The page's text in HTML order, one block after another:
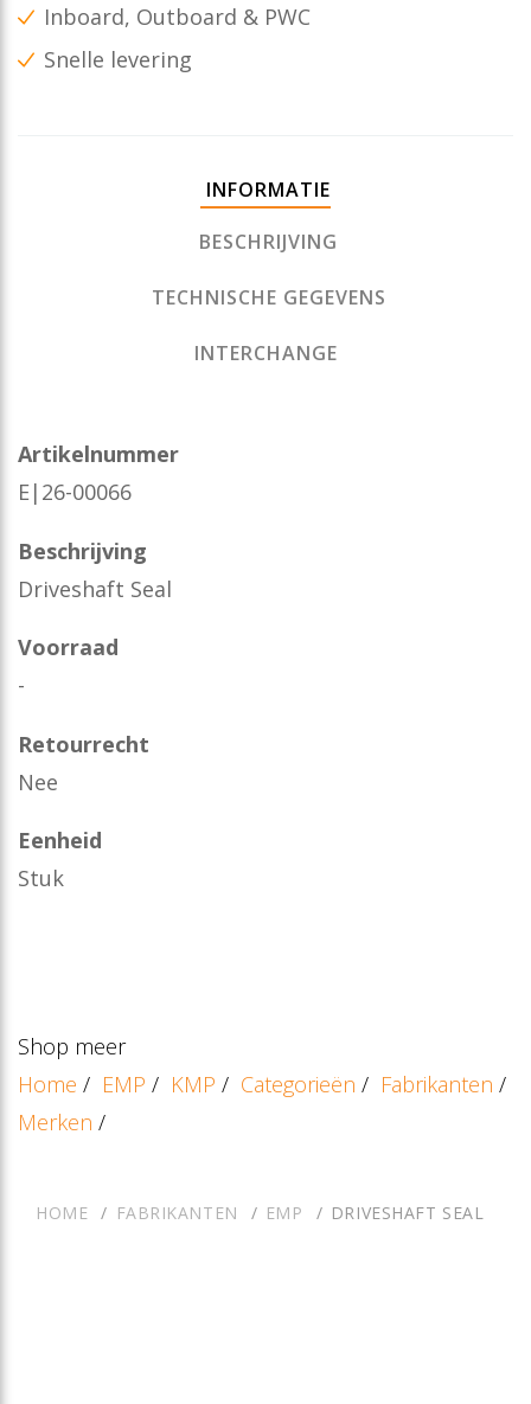
Inboard, Outboard & PWC
Snelle levering
INFORMATIE
BESCHRIJVING
TECHNISCHE GEGEVENS
INTERCHANGE
Artikelnummer
E|26-00066
Beschrijving
Driveshaft Seal
Voorraad
-
Retourrecht
Nee
Eenheid
Stuk
Shop meer
Home / EMP / KMP / Categorieën / Fabrikanten /
Merken /
HOME FABRIKANTEN EMP DRIVESHAFT SEAL